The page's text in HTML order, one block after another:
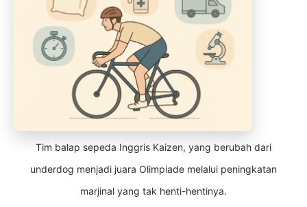
Tim balap sepeda Inggris Kaizen, yang berubah dari
underdog menjadi juara Olimpiade melalui peningkatan
marjinal yang tak henti-hentinya.